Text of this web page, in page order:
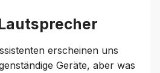
erscheinen uns
Geräte, aber was